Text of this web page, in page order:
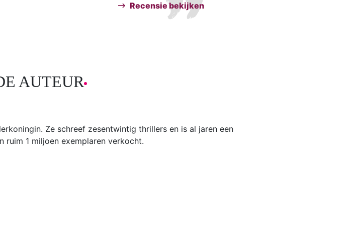
Recensie bekijken
AUTEUR
Ze schreef zesentwintig thrillers en is al jaren een
ruim 1 miljoen exemplaren verkocht.